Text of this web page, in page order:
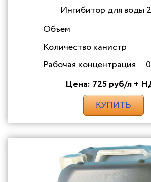
Ингибитор для воды
Объем
Количество канистр
Рабочая концентрация
Цена: 725 руб/л +
КУПИТЬ